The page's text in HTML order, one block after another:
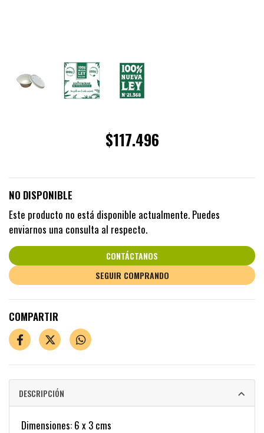
$117.496
NO DISPONIBLE
Este producto no está disponible actualmente. Puedes
enviarnos una consulta al respecto.
CONTÁCTANOS
SEGUIR COMPRANDO
COMPARTIR
DESCRIPCIÓN
Dimensiones: 6 x 3 cms